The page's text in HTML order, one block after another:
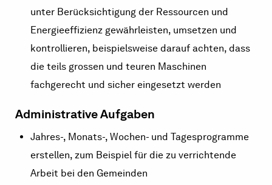
unter Berücksichtigung der Ressourcen und
Energieeffizienz gewährleisten, umsetzen und
kontrollieren, beispielsweise darauf achten, dass
die teils grossen und teuren Maschinen
fachgerecht und sicher eingesetzt werden
Administrative Aufgaben
Jahres-, Monats-, Wochen- und Tagesprogramme
erstellen, zum Beispiel für die zu verrichtende
Arbeit bei den Gemeinden